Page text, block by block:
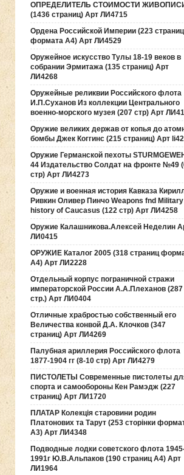
ОПРЕДЕЛИТЕЛЬ СТОИМОСТИ
(1436 страниц) Арт ЛИ4715
Ордена Российской Империи (223
формата А4) Арт ЛИ4529
Оружейное искусство Тулы 18-19 веков в
собрании Эрмитажа (135 страниц) Арт
ЛИ4268
Оружейные реликвии Российского флота
И.П.Суханов Из коллекции Центрального
военно-морского музея (207 стр) Арт
Оружие великих держав от копья до
бомбы Джек Коггинс (215 страниц) Арт
Оружие Германской пехоты
44 Издательство Солдат на фронте №49
стр) Арт ЛИ4273
Оружие и военная история Кавказа
Ривкин Оливер Пинчо Weapons fnd Military
history of Caucasus (122 стр) Арт ЛИ4258
Оружие Калашникова.Алексей Неделин
ЛИ0415
ОРУЖИЕ Каталог 2005 (318 страниц
А4) Арт ЛИ2228
Отдельный корпус пограничной стражи
императорской России А.А.Плеханов (287
стр.) Арт ЛИ0404
Отличные храбростью собственный его
Величества конвой Д.А. Клочков (347
страниц) Арт ЛИ4269
Палубная ариллерия Российского флота
1877-1904 гг (8-10 стр) Арт ЛИ4279
ПИСТОЛЕТЫ Современные пистолеты
спорта и самообороны Кен Рамэдж (227
страниц) Арт ЛИ1720
ПЛАТАР Колекція старовини родин
Платонових та Тарут (253 сторінки
А3) Арт ЛИ4348
Подводные лодки советского флота
1991г Ю.В.Альпаков (190 страниц А4) Арт
ЛИ1964